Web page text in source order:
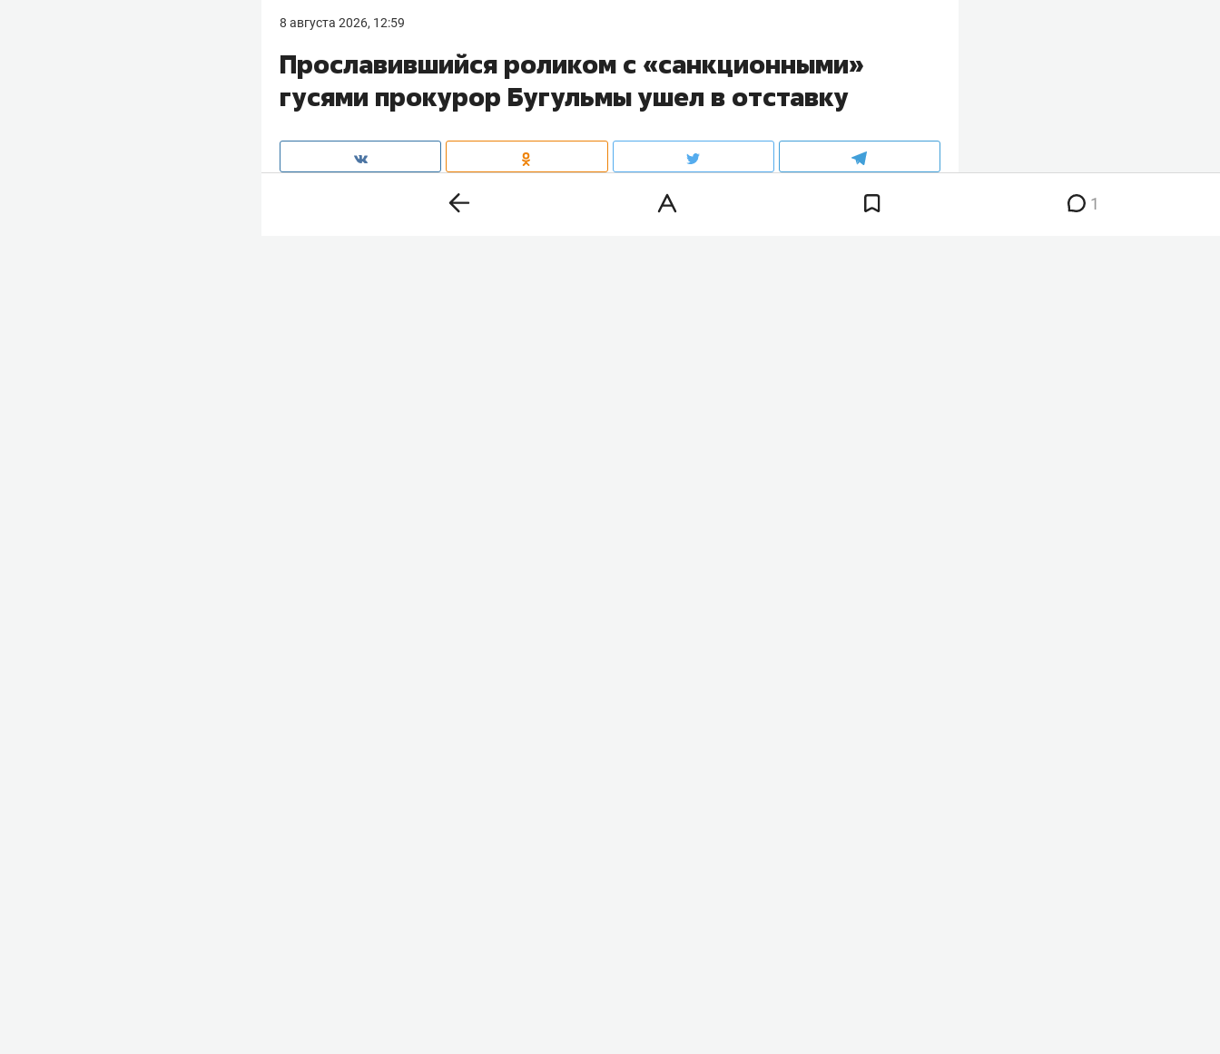
8 августа 2026, 12:59
Прославившийся роликом с «санкционными»
гусями прокурор Бугульмы ушел в отставку
Прокурор Бугульминского района Ришат Шакировушел в отставку. На прошлой
1